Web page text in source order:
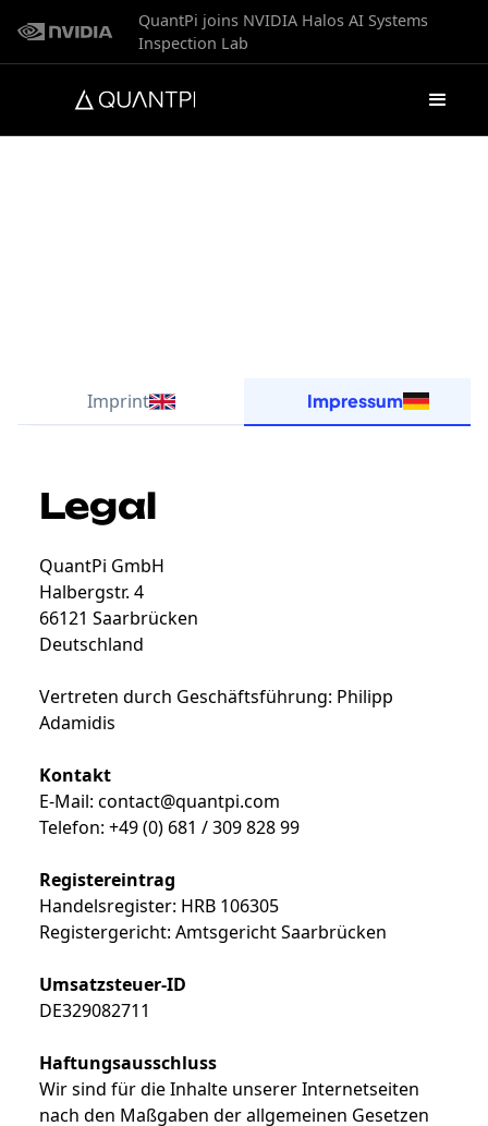
QuantPi joins NVIDIA Halos AI Systems
Inspection Lab
Imprint Impressum
Legal
QuantPi GmbH
Halbergstr. 4
66121 Saarbrücken
Deutschland
Vertreten durch Geschäftsführung: Philipp
Adamidis
Kontakt
E-Mail: contact@quantpi.com
Telefon: +49 (0) 681 / 309 828 99
Registereintrag
Handelsregister: HRB 106305
Registergericht: Amtsgericht Saarbrücken
Umsatzsteuer-ID
DE329082711
Haftungsausschluss
Wir sind für die Inhalte unserer Internetseiten
nach den Maßgaben der allgemeinen Gesetzen